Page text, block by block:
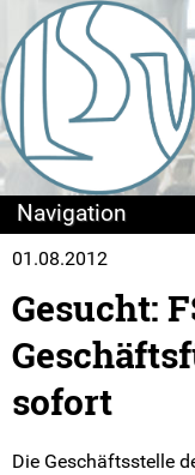
Die LSV
Positionen &
01.08.2012
Gesucht:
sofort
Die Geschäftsstelle